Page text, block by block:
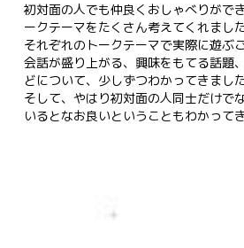
初対面の人でも仲良くおしゃべりがで
ークテーマをたくさん考えてくれました
それぞれのトークテーマで実際に遊ぶ
会話が盛り上がる、興味をもてる話題
どについて、少しずつわかってきました
そして、やはり初対面の人同士だけで